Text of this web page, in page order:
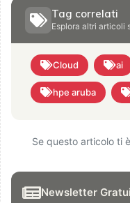
Tag correlati
Esplora altri articoli
Cloud ai
hpe aruba
Se questo articolo ti
Newsletter